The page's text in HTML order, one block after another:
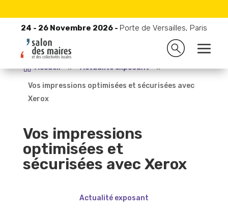
24 - 26 Novembre 2026 - Porte de Versailles, Paris
24 - 26 Novembre 2026 - Porte de Versailles, Paris
 Accueil 9 Actualité exposant 9
Vos impressions optimisées et sécurisées avec
Xerox
Vos impressions
optimisées et
sécurisées avec Xerox
Actualité exposant